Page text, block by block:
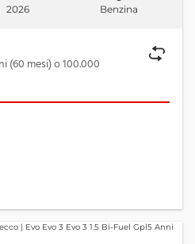
2026 Benzina
(60 mesi) o 100.000